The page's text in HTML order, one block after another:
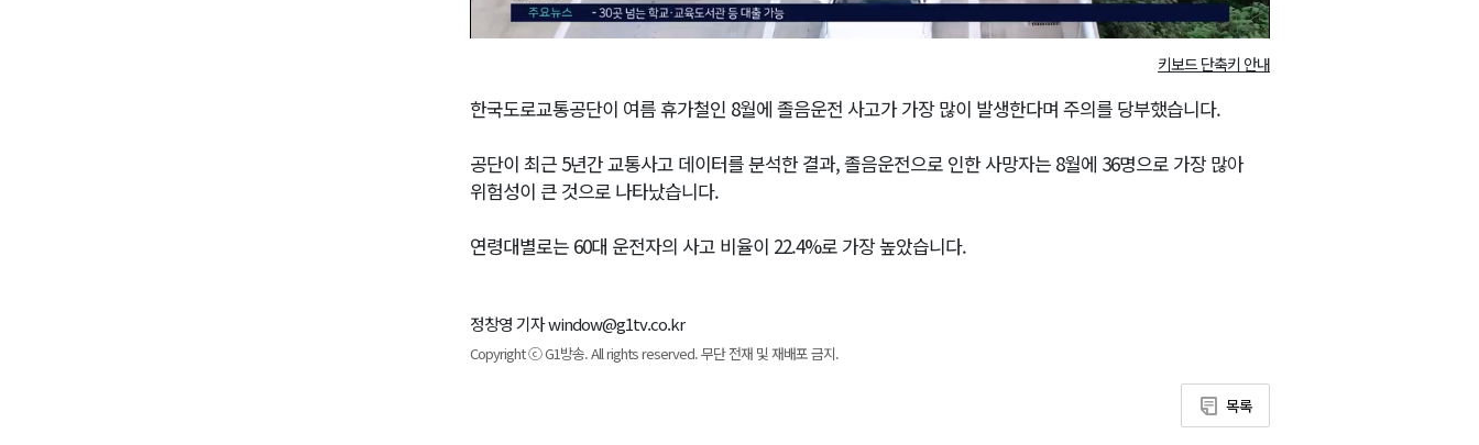
키보드 단축키 안내
한국도로교통공단이 여름 휴가철인 8월에 졸음운전 사고가 가장 많이 발생한다며 주의를 당부했습니다.
공단이 최근 5년간 교통사고 데이터를 분석한 결과, 졸음운전으로 인한 사망자는 8월에 36명으로 가장 많아
위험성이 큰 것으로 나타났습니다.
연령대별로는 60대 운전자의 사고 비율이 22.4%로 가장 높았습니다.
정창영 기자 window@g1tv.co.kr
Copyright ⓒ G1방송. All rights reserved. 무단 전재 및 재배포 금지.
목록